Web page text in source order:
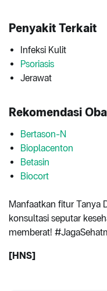
Penyakit Terkait
Infeksi Kulit
Psoriasis
Jerawat
Rekomendasi
Bertason-N
Bioplacenton
Betasin
Biocort
Manfaatkan fitur Tanya
konsultasi seputar
memberat!
[HNS]